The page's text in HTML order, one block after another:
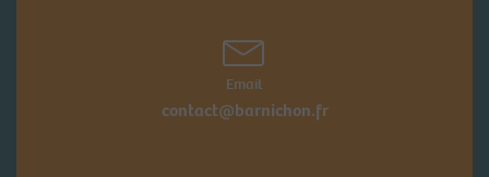
Email
contact@barnichon.fr